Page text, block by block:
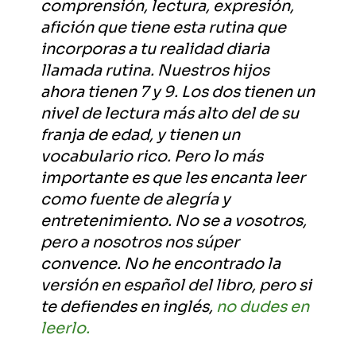
comprensión, lectura, expresión,
afición que tiene esta rutina que
incorporas a tu realidad diaria
llamada rutina. Nuestros hijos
ahora tienen 7 y 9. Los dos tienen un
nivel de lectura más alto del de su
franja de edad, y tienen un
vocabulario rico. Pero lo más
importante es que les encanta leer
como fuente de alegría y
entretenimiento. No se a vosotros,
pero a nosotros nos súper
convence. No he encontrado la
versión en español del libro, pero si
te defiendes en inglés,no dudes en
leerlo.